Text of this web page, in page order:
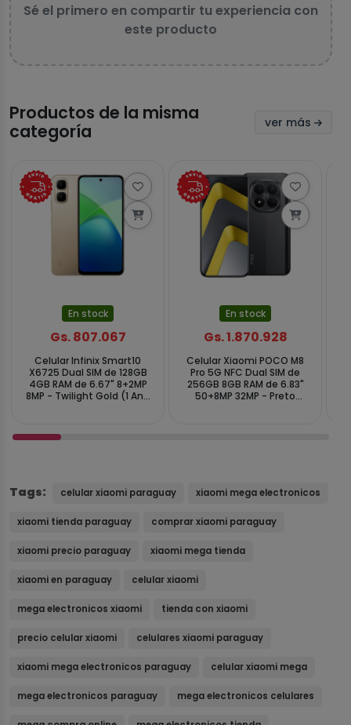
Sé el primero en compartir tu experiencia con
este producto
Productos de la misma
categoría
ver más
En stock
Gs. 807.067
Celular Infinix Smart10
X6725 Dual SIM de 128GB
4GB RAM de 6.67" 8+2MP
8MP - Twilight Gold (1 Ano
En stock
Gs. 1.870.928
Celular Xiaomi POCO M8
Pro 5G NFC Dual SIM de
256GB 8GB RAM de 6.83"
50+8MP 32MP - Preto
Tags: celular xiaomi paraguay xiaomi mega electronicos
xiaomi tienda paraguay comprar xiaomi paraguay
xiaomi precio paraguay xiaomi mega tienda
xiaomi en paraguay celular xiaomi
mega electronicos xiaomi tienda con xiaomi
precio celular xiaomi celulares xiaomi paraguay
xiaomi mega electronicos paraguay celular xiaomi mega
mega electronicos paraguay mega electronicos celulares